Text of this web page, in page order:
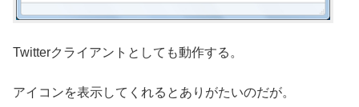
Twitterクライアントとしても動作する。
アイコンを表示してくれるとありがたいのだが。